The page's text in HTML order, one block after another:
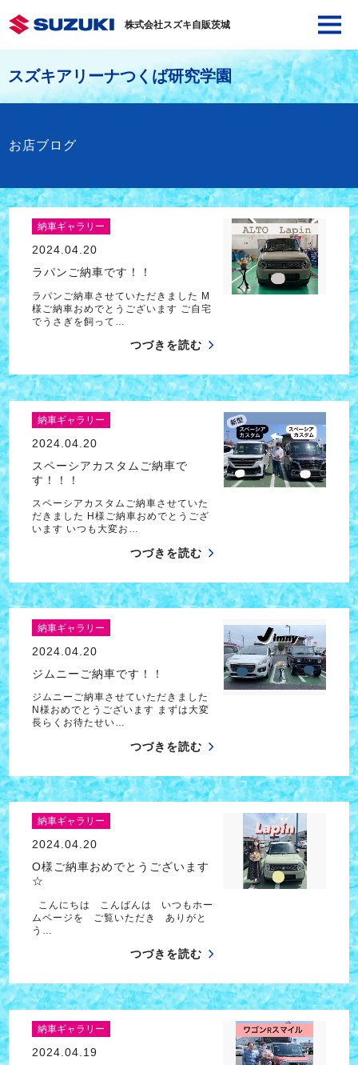
株式会社スズキ自販茨城
スズキアリーナつくば研究学園
お店ブログ
納車ギャラリー
2024.04.20
ラパンご納車です！！
ラパンご納車させていただきました M
様ご納車おめでとうございます ご自宅
でうさぎを飼って…
つづきを読む
納車ギャラリー
2024.04.20
スペーシアカスタムご納車で
す！！！
スペーシアカスタムご納車させていた
だきました H様ご納車おめでとうござ
います いつも大変お…
つづきを読む
納車ギャラリー
2024.04.20
ジムニーご納車です！！
ジムニーご納車させていただきました
N様おめでとうございます まずは大変
長らくお待たせい…
つづきを読む
納車ギャラリー
2024.04.20
O様ご納車おめでとうございます
☆
こんにちは こんばんは いつもホー
ムページを ご覧いただき ありがと
う…
つづきを読む
納車ギャラリー
2024.04.19